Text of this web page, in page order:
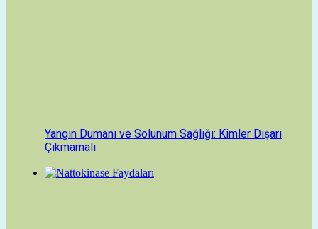
Yangın Dumanı ve Solunum Sağlığı: Kimler Dışarı
Çıkmamalı